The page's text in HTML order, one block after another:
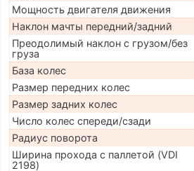
Мощность двигателя движения
Наклон мачты передний/задний
Преодолимый наклон с грузом/без
груза
База колес
Размер передних колес
Размер задних колес
Число колес спереди/сзади
Радиус поворота
Ширина прохода с паллетой (VDI
2198)